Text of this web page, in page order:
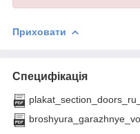
Приховати
Специфікація